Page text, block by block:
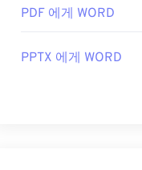
PDF 에게 WORD
PPTX 에게 WORD